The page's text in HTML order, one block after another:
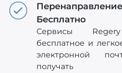
Бесплатно
Сервисы
бесплатное и
электронной
получать